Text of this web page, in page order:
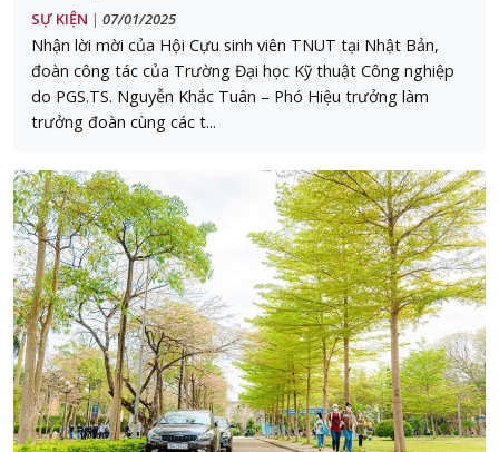
SỰ KIỆN | 07/01/2025
Nhận lời mời của Hội Cựu sinh viên TNUT tại Nhật Bản,
đoàn công tác của Trường Đại học Kỹ thuật Công nghiệp
do PGS.TS. Nguyễn Khắc Tuân – Phó Hiệu trưởng làm
trưởng đoàn cùng các t...